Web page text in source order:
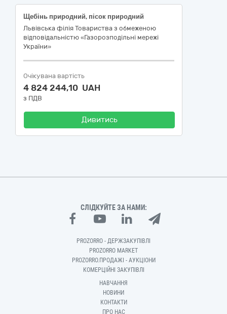
Щебінь природний, пісок природний
Львівська філія Товариства з обмеженою
відповідальністю «Газорозподільні мережі
України»
Очікувана вартість
4 824 244,10 UAH
з ПДВ
Дивитись
СЛІДКУЙТЕ ЗА НАМИ:
PROZORRO - ДЕРЖЗАКУПІВЛІ
PROZORRO MARKET
PROZORRO.ПРОДАЖІ - АУКЦІОНИ
КОМЕРЦІЙНІ ЗАКУПІВЛІ
НАВЧАННЯ
НОВИНИ
КОНТАКТИ
ПРО НАС